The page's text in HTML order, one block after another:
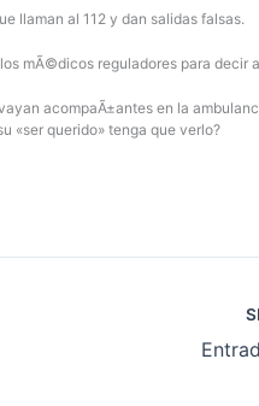
llaman al 112 y dan salidas falsas.
mÃ©dicos reguladores para decir
acompaÃ±antes en la
«ser querido» tenga que verlo?